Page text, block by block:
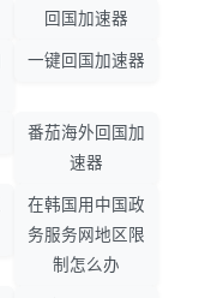
回国加速器
一键回国加速器
番茄海外回国加
速器
在韩国用中国政
务服务网地区限
制怎么办